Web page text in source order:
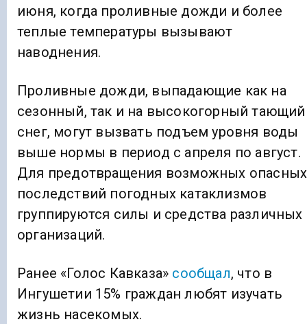
июня, когда проливные дожди и более
теплые температуры вызывают
наводнения.
Проливные дожди, выпадающие как на
сезонный, так и на высокогорный тающий
снег, могут вызвать подъем уровня воды
выше нормы в период с апреля по август.
Для предотвращения возможных опасных
последствий погодных катаклизмов
группируются силы и средства различных
организаций.
Ранее «Голос Кавказа» сообщал, что в
Ингушетии 15% граждан любят изучать
жизнь насекомых.